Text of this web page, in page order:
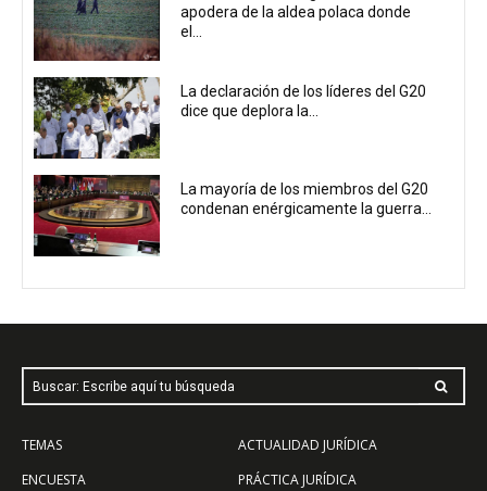
apodera de la aldea polaca donde
el...
La declaración de los líderes del G20
dice que deplora la...
La mayoría de los miembros del G20
condenan enérgicamente la guerra...
Buscar: Escribe aquí tu búsqueda
TEMAS
ENCUESTA
ACTUALIDAD JURÍDICA
PRÁCTICA JURÍDICA